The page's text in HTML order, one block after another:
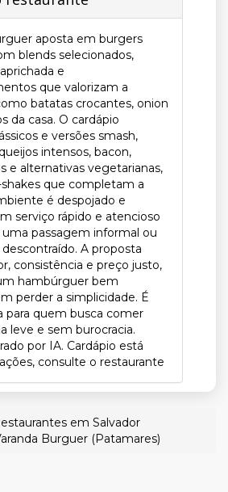
aposta em burgers
blends selecionados,
e
que valorizam a
batatas crocantes, onion
da casa. O cardápio
e versões smash,
intensos, bacon,
e alternativas vegetarianas,
que completam a
é despojado e
serviço rápido e atencioso
passagem informal ou
A proposta
consistência e preço justo,
hambúrguer bem
perder a simplicidade. É
para quem busca comer
leve e sem burocracia.
por IA. Cardápio está
consulte o restaurante
em Salvador
Burguer (Patamares)